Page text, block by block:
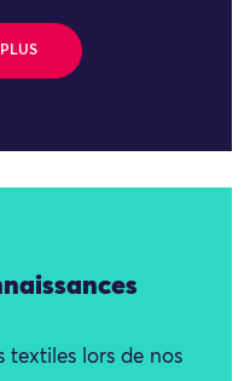
textiles lors de nos